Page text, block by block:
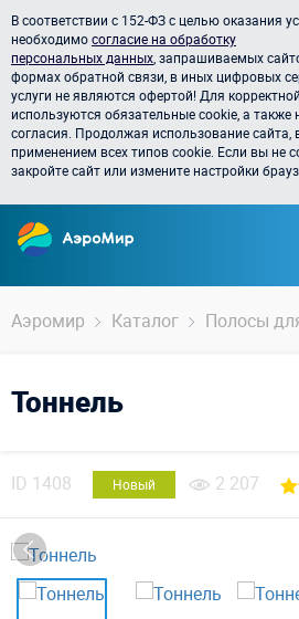
В соответствии с 152-ФЗ с целью оказания
необходимосогласие на обработку
персональных данных , запрашиваемых
формах обратной связи, в иных цифровых
услуги не являются офертой! Для
используются обязательные cookie, а
согласия. Продолжая использование сайта,
применением всех типов cookie. Если вы не
закройте сайт или измените настройки
Аэромир Каталог Полосы
Тоннель
ID 1408 Новый 2 207